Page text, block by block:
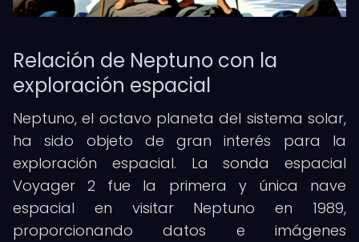
Relación de Neptuno con la
exploración espacial
Neptuno, el octavo planeta del sistema solar,
ha sido objeto de gran interés para la
exploración espacial. La sonda espacial
Voyager 2 fue la primera y única nave
espacial en visitar Neptuno en 1989,
proporcionando datos e imágenes